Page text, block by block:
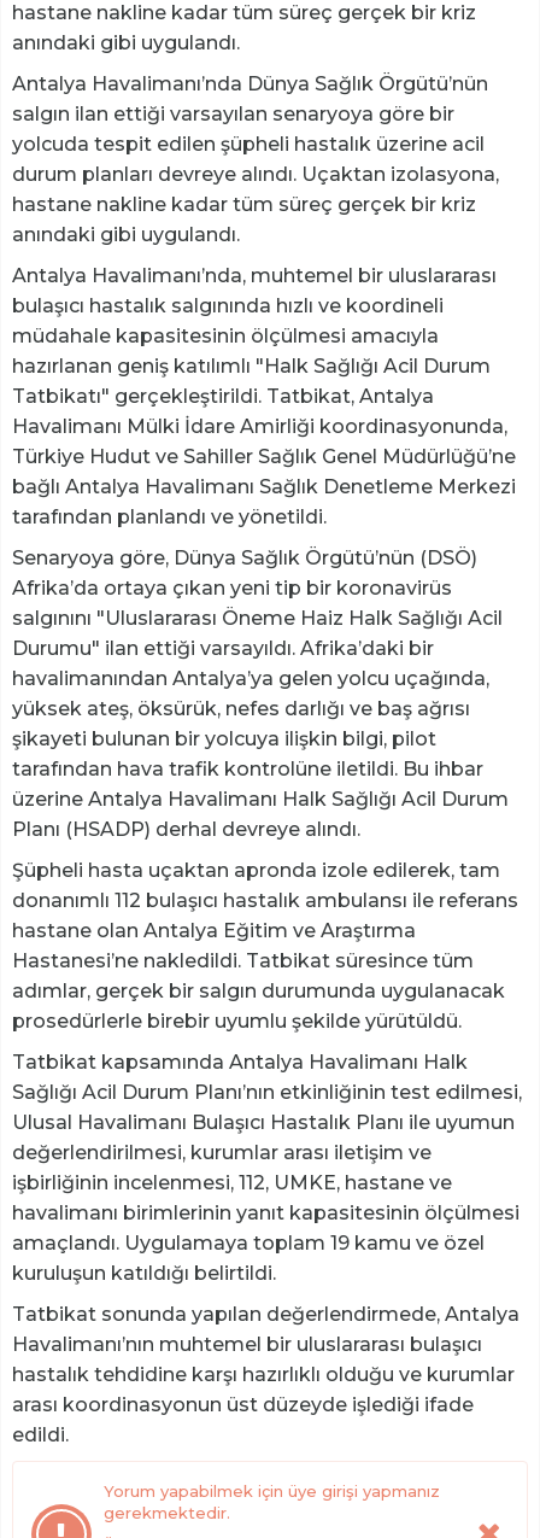
hastane nakline kadar tüm süreç gerçek bir kriz
anındaki gibi uygulandı.
Antalya Havalimanı’nda Dünya Sağlık Örgütü’nün
salgın ilan ettiği varsayılan senaryoya göre bir
yolcuda tespit edilen şüpheli hastalık üzerine acil
durum planları devreye alındı. Uçaktan izolasyona,
hastane nakline kadar tüm süreç gerçek bir kriz
anındaki gibi uygulandı.
Antalya Havalimanı’nda, muhtemel bir uluslararası
bulaşıcı hastalık salgınında hızlı ve koordineli
müdahale kapasitesinin ölçülmesi amacıyla
hazırlanan geniş katılımlı "Halk Sağlığı Acil Durum
Tatbikatı" gerçekleştirildi. Tatbikat, Antalya
Havalimanı Mülki İdare Amirliği koordinasyonunda,
Türkiye Hudut ve Sahiller Sağlık Genel Müdürlüğü’ne
bağlı Antalya Havalimanı Sağlık Denetleme Merkezi
tarafından planlandı ve yönetildi.
Senaryoya göre, Dünya Sağlık Örgütü’nün (DSÖ)
Afrika’da ortaya çıkan yeni tip bir koronavirüs
salgınını "Uluslararası Öneme Haiz Halk Sağlığı Acil
Durumu" ilan ettiği varsayıldı. Afrika’daki bir
havalimanından Antalya’ya gelen yolcu uçağında,
yüksek ateş, öksürük, nefes darlığı ve baş ağrısı
şikayeti bulunan bir yolcuya ilişkin bilgi, pilot
tarafından hava trafik kontrolüne iletildi. Bu ihbar
üzerine Antalya Havalimanı Halk Sağlığı Acil Durum
Planı (HSADP) derhal devreye alındı.
Şüpheli hasta uçaktan apronda izole edilerek, tam
donanımlı 112 bulaşıcı hastalık ambulansı ile referans
hastane olan Antalya Eğitim ve Araştırma
Hastanesi’ne nakledildi. Tatbikat süresince tüm
adımlar, gerçek bir salgın durumunda uygulanacak
prosedürlerle birebir uyumlu şekilde yürütüldü.
Tatbikat kapsamında Antalya Havalimanı Halk
Sağlığı Acil Durum Planı’nın etkinliğinin test edilmesi,
Ulusal Havalimanı Bulaşıcı Hastalık Planı ile uyumun
değerlendirilmesi, kurumlar arası iletişim ve
işbirliğinin incelenmesi, 112, UMKE, hastane ve
havalimanı birimlerinin yanıt kapasitesinin ölçülmesi
amaçlandı. Uygulamaya toplam 19 kamu ve özel
kuruluşun katıldığı belirtildi.
Tatbikat sonunda yapılan değerlendirmede, Antalya
Havalimanı’nın muhtemel bir uluslararası bulaşıcı
hastalık tehdidine karşı hazırlıklı olduğu ve kurumlar
arası koordinasyonun üst düzeyde işlediği ifade
edildi.
Yorum yapabilmek için üye girişi yapmanız
gerekmektedir.